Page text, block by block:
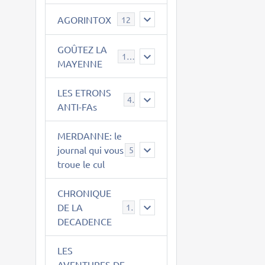
AGORINTOX 12
GOÛTEZ LA
MAYENNE
189
LES ETRONS
ANTI-FAs
4
MERDANNE: le
journal qui vous
troue le cul
CHRONIQUE
DE LA
DECADENCE
12
LES